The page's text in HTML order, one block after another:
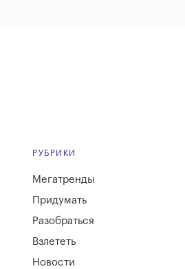
РУБРИКИ
Мегатренды
Придумать
Разобраться
Взлететь
Новости